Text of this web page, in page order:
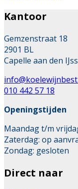
Kantoor
Gemzenstraat 18
2901 BL
Capelle aan den
010 442 57 18
Openingstijden
Maandag t/m
Zaterdag: op
Zondag: gesloten
Direct naar